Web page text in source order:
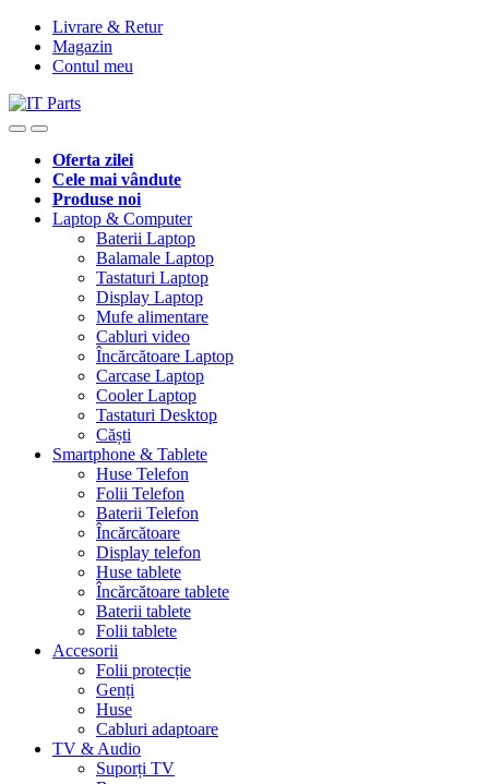
Livrare & Retur
Magazin
Contul meu
Oferta zilei
Cele mai vândute
Produse noi
Laptop & Computer
Baterii Laptop
Balamale Laptop
Tastaturi Laptop
Display Laptop
Mufe alimentare
Cabluri video
Încărcătoare Laptop
Carcase Laptop
Cooler Laptop
Tastaturi Desktop
Căști
Smartphone & Tablete
Huse Telefon
Folii Telefon
Baterii Telefon
Încărcătoare
Display telefon
Huse tablete
Încărcătoare tablete
Baterii tablete
Folii tablete
Accesorii
Folii protecție
Genți
Huse
Cabluri adaptoare
TV & Audio
Suporți TV